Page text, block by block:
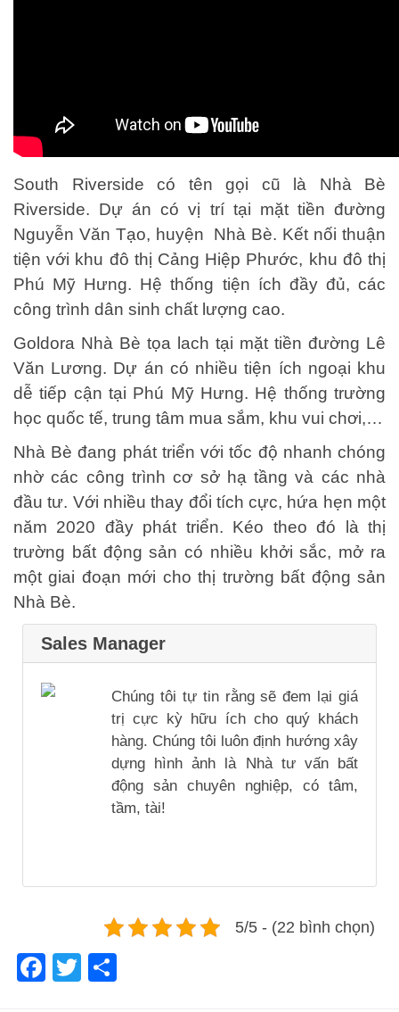
South Riverside có tên gọi cũ là Nhà Bè
Riverside. Dự án có vị trí tại mặt tiền đường
Nguyễn Văn Tạo, huyện Nhà Bè. Kết nối thuận
tiện với khu đô thị Cảng Hiệp Phước, khu đô thị
Phú Mỹ Hưng. Hệ thống tiện ích đầy đủ, các
công trình dân sinh chất lượng cao.
Goldora Nhà Bè tọa lach tại mặt tiền đường Lê
Văn Lương. Dự án có nhiều tiện ích ngoại khu
dễ tiếp cận tại Phú Mỹ Hưng. Hệ thống trường
học quốc tế, trung tâm mua sắm, khu vui chơi,…
Nhà Bè đang phát triển với tốc độ nhanh chóng
nhờ các công trình cơ sở hạ tầng và các nhà
đầu tư. Với nhiều thay đổi tích cực, hứa hẹn một
năm 2020 đầy phát triển. Kéo theo đó là thị
trường bất động sản có nhiều khởi sắc, mở ra
một giai đoạn mới cho thị trường bất động sản
Nhà Bè.
Sales Manager
Chúng tôi tự tin rằng sẽ đem lại giá
trị cực kỳ hữu ích cho quý khách
hàng. Chúng tôi luôn định hướng xây
dựng hình ảnh là Nhà tư vấn bất
động sản chuyên nghiệp, có tâm,
tầm, tài!
5/5 - (22 bình chọn)
Facebook
Twitter